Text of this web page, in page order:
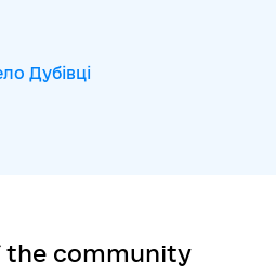
Дубівці
the community